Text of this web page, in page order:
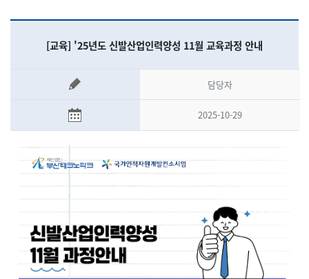
[교육] '25년도 신발산업인력양성 11월 교육과정 안내
담당자
2025-10-29